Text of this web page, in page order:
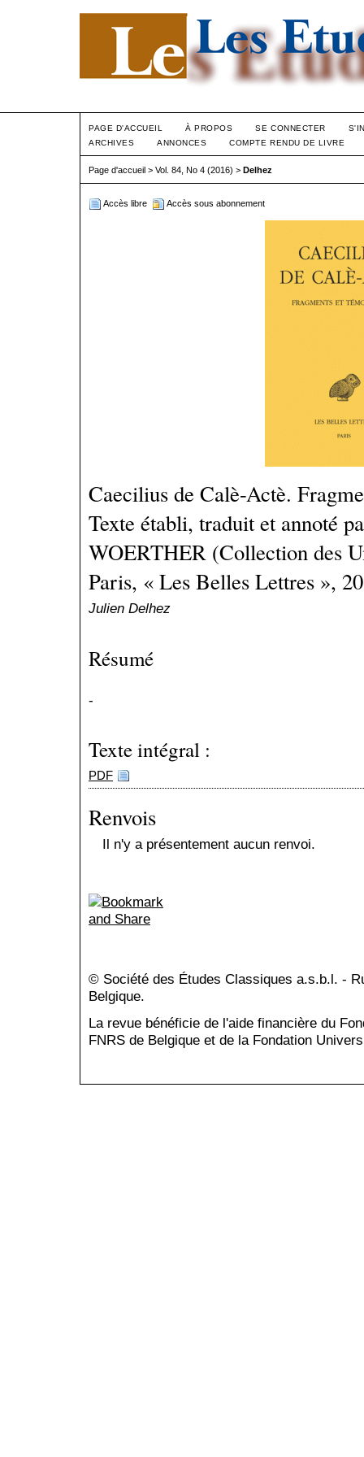
PAGE D'ACCUEIL À PROPOS SE CONNECTER
ARCHIVES
ANNONCES COMPTE RENDU DE LIVRE
Page d'accueil > Vol. 84, No 4 (2016) > Delhez
Accès libre Accès sous abonnement
Caecilius de Calè-Actè.
Texte établi, traduit et annoté
WOERTHER (Collection des
Paris, « Les Belles Lettres »,
Julien Delhez
Résumé
-
Texte intégral :
PDF
Renvois
Il n'y a présentement aucun renvoi.
© Société des Études Classiques a.s.b.l. -
Belgique.
La revue bénéficie de l'aide financière du
FNRS de Belgique et de la Fondation